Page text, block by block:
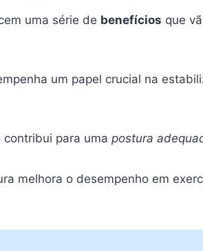
uma série de benefícios que
um papel crucial na
para uma postura
melhora o desempenho em